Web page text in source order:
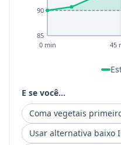
85
90
0 min 45
E se você...
Coma vegetais
Usar alternativa baixo